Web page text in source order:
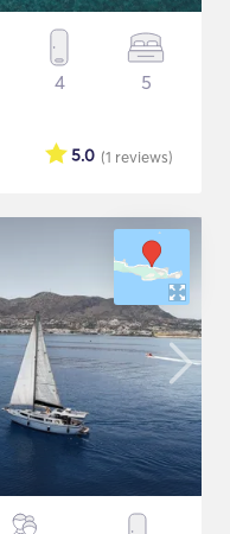
4 5
(1 reviews)
5.0